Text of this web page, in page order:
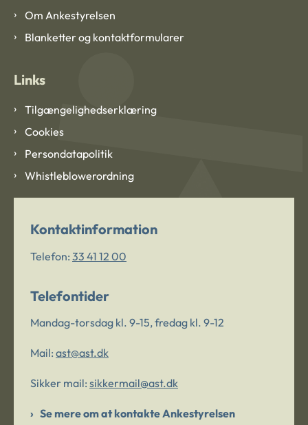
Om Ankestyrelsen
Blanketter og kontaktformularer
Links
Tilgængelighedserklæring
Cookies
Persondatapolitik
Whistleblowerordning
Kontaktinformation
Telefon: 33 41 12 00
Telefontider
Mandag-torsdag kl. 9-15, fredag kl. 9-12
Mail: ast@ast.dk
Sikker mail: sikkermail@ast.dk
Se mere om at kontakte Ankestyrelsen